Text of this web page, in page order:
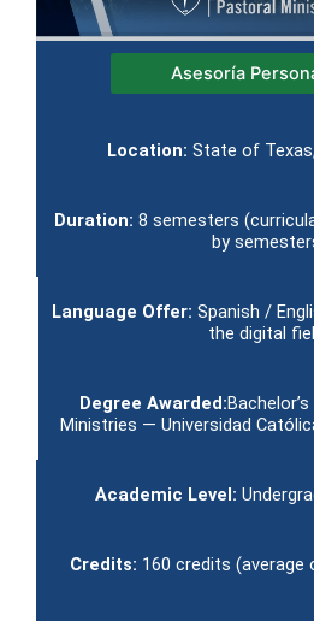
Asesoría
Location: State of
Duration: 8 semesters
by
Language Offer: Spanish /
the digital
Degree Awarded:
Ministries — Universidad
Academic Level:
Credits: 160 credits